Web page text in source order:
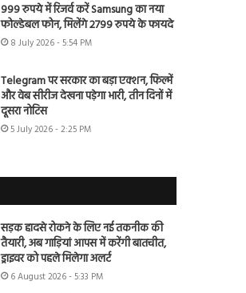
999 रुपये में रिजर्व करें Samsung का नया
फोल्डेबल फोन, मिलेंगे 2799 रुपये के फायदे
8 July 2026 - 5:54 PM
Telegram पर सरकार का बड़ा एक्शन, फिल्में
और वेब सीरीज देखना पड़ेगा भारी, तीन दिनों में
दूसरा नोटिस
5 July 2026 - 2:25 PM
सड़क हादसे रोकने के लिए नई तकनीक की
तैयारी, अब गाड़ियां आपस में करेंगी बातचीत,
ड्राइवर को पहले मिलेगा अलर्ट
6 August 2026 - 5:33 PM